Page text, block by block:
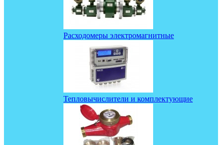
Расходомеры электромагнитные
Тепловычислители и комплектующие